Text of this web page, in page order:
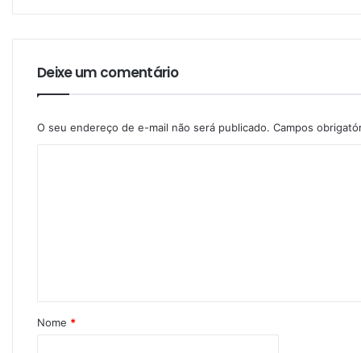
Deixe um comentário
O seu endereço de e-mail não será publicado. Campos
Nome *